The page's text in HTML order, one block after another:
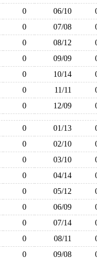
0 06/10
0 07/08
0 08/12
0 09/09
0 10/14
0 11/11
0 12/09
0 01/13
0 02/10
0 03/10
0 04/14
0 05/12
0 06/09
0 07/14
0 08/11
0 09/08